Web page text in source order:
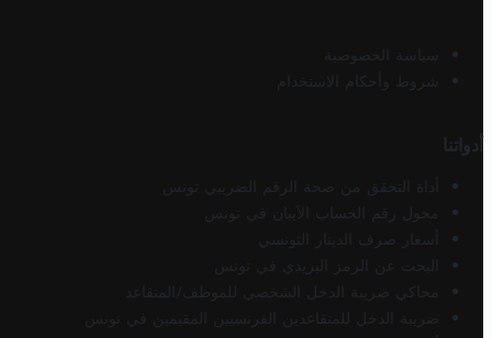
سياسة الخصوصية
شروط وأحكام الاستخدام
أدواتنا
أداة التحقق من صحة الرقم الضريبي تونس
محول رقم الحساب الآيبان في تونس
أسعار صرف الدينار التونسي
البحث عن الرمز البريدي في تونس
محاكي ضريبة الدخل الشخصي للموظف/المتقاعد
ضريبة الدخل للمتقاعدين الفرنسيين المقيمين في تونس